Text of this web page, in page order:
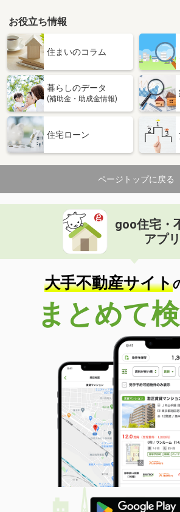
お役立ち情報
住まいのコラム
暮らしのデータ
(補助金・助成金情報)
住宅ローン
ページトップに戻る
goo住宅・
アプリ
大手不動産サイト
まとめて検